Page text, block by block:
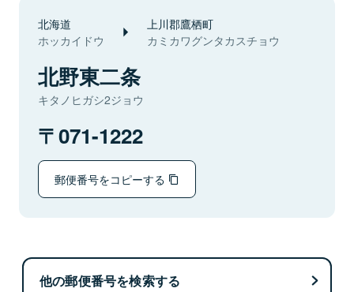
北海道
ホッカイドウ
上川郡鷹栖町
カミカワグンタカスチョウ
北野東二条
キタノヒガシ2ジョウ
071-1222
郵便番号をコピーする
他の郵便番号を検索する